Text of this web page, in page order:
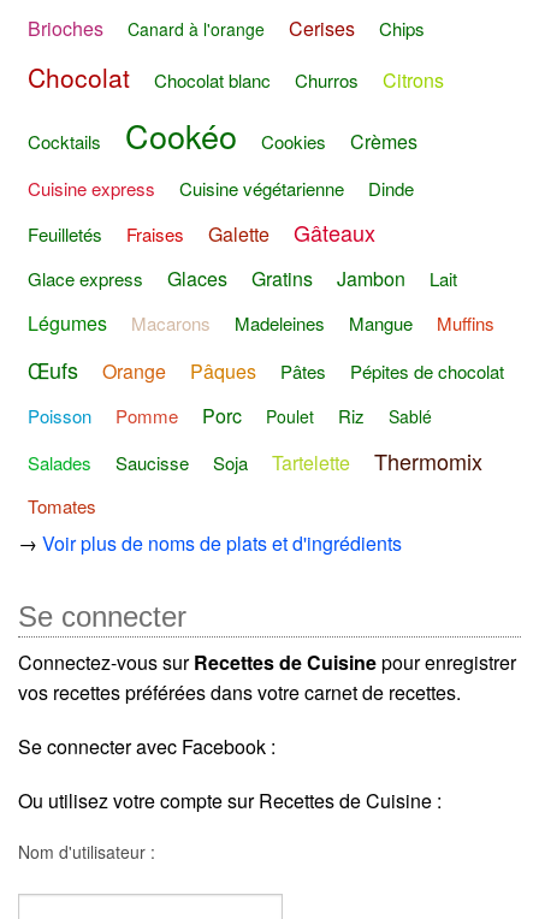
Brioches
Canard à l'orange Cerises Chips
Chocolat Chocolat blanc Churros Citrons
Cocktails Cookéo Cookies Crèmes
Cuisine express Cuisine végétarienne
Dinde
Feuilletés
Fraises Galette Gâteaux
Glace express Glaces Gratins Jambon Lait
Légumes Macarons Madeleines Mangue Muffins
Œufs Orange Pâques Pâtes
Pépites de chocolat
Poisson
Pomme Porc Poulet Riz Sablé
Salades Saucisse Soja Tartelette Thermomix
Tomates
→ Voir plus de noms de plats et d'ingrédients
Se connecter
Connectez-vous surRecettes de Cuisinepour enregistrer
vos recettes préférées dans votre carnet de recettes.
Se connecter avec Facebook :
Ou utilisez votre compte sur Recettes de Cuisine :
Nom d'utilisateur :